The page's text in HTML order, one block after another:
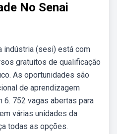
No Senai
indústria (sesi) está com
gratuitos de qualificação
As oportunidades são
de aprendizagem
6. 752 vagas abertas para
várias unidades da
todas as opções.